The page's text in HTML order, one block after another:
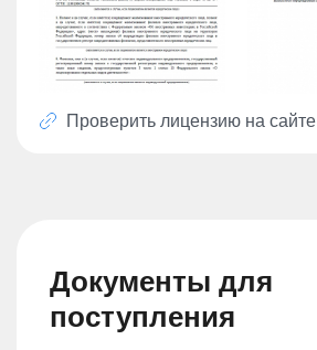
Проверить лицензию на сайте
Документы для
поступления